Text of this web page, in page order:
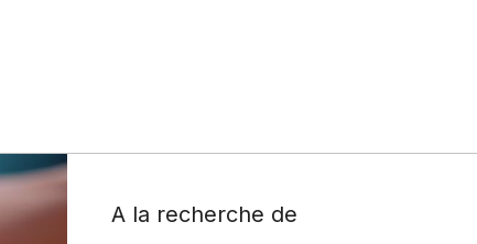
A la recherche de